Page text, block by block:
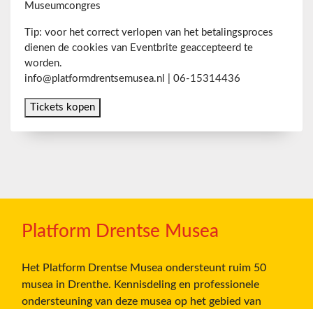
Museumcongres
Tip: voor het correct verlopen van het betalingsproces
dienen de cookies van Eventbrite geaccepteerd te
worden.
info@platformdrentsemusea.nl | 06-15314436
Tickets kopen
Platform Drentse Musea
Het Platform Drentse Musea ondersteunt ruim 50
musea in Drenthe. Kennisdeling en professionele
ondersteuning van deze musea op het gebied van